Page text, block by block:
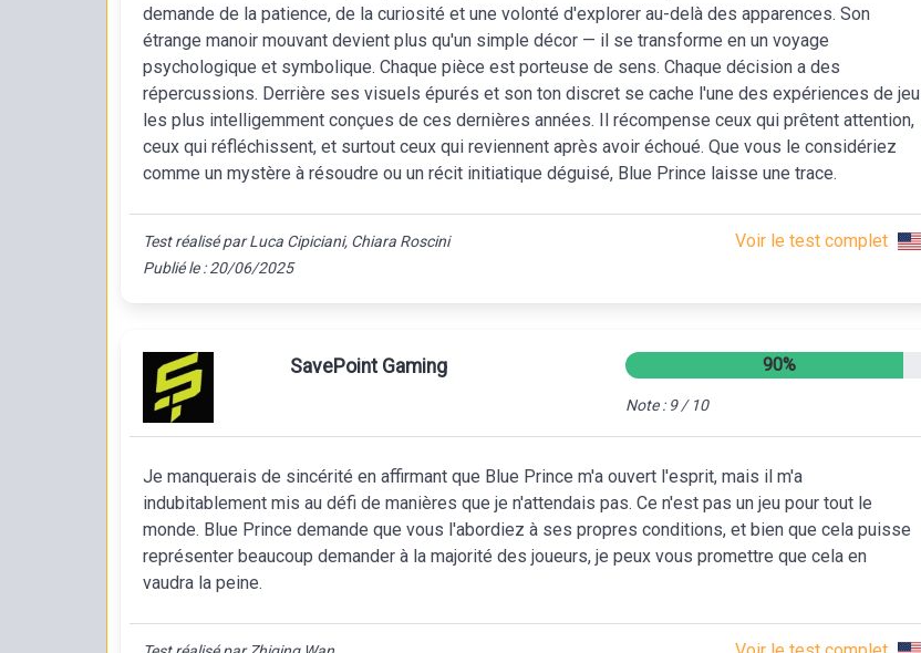
demande de la patience, de la curiosité et une volonté d'explorer au-delà des apparences. Son
étrange manoir mouvant devient plus qu'un simple décor — il se transforme en un voyage
psychologique et symbolique. Chaque pièce est porteuse de sens. Chaque décision a des
répercussions. Derrière ses visuels épurés et son ton discret se cache l'une des expériences de jeu
les plus intelligemment conçues de ces dernières années. Il récompense ceux qui prêtent attention,
ceux qui réfléchissent, et surtout ceux qui reviennent après avoir échoué. Que vous le considériez
comme un mystère à résoudre ou un récit initiatique déguisé, Blue Prince laisse une trace.
Test réalisé par Luca Cipiciani, Chiara Roscini
Publié le : 20/06/2025
Voir le test complet
SavePoint Gaming 90%
Note : 9 / 10
Je manquerais de sincérité en affirmant que Blue Prince m'a ouvert l'esprit, mais il m'a
indubitablement mis au défi de manières que je n'attendais pas. Ce n'est pas un jeu pour tout le
monde. Blue Prince demande que vous l'abordiez à ses propres conditions, et bien que cela puisse
représenter beaucoup demander à la majorité des joueurs, je peux vous promettre que cela en
vaudra la peine.